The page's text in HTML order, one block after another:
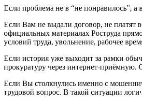
Если проблема не в “не понравилось”,
Если Вам не выдали договор, не платят
официальных материалах Роструда
условий труда, увольнение, рабочее
Если история уже выходит за рамки
прокуратуру через интернет-
Если Вы столкнулись именно с
трудовой вопрос. В такой ситуации